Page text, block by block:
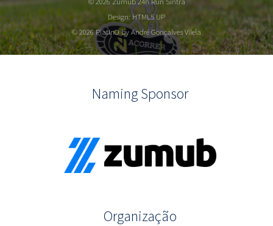
Design:HTML5 UP
© 2026 PlatInO by André Gonçalves Vilela
Naming Sponsor
Organização